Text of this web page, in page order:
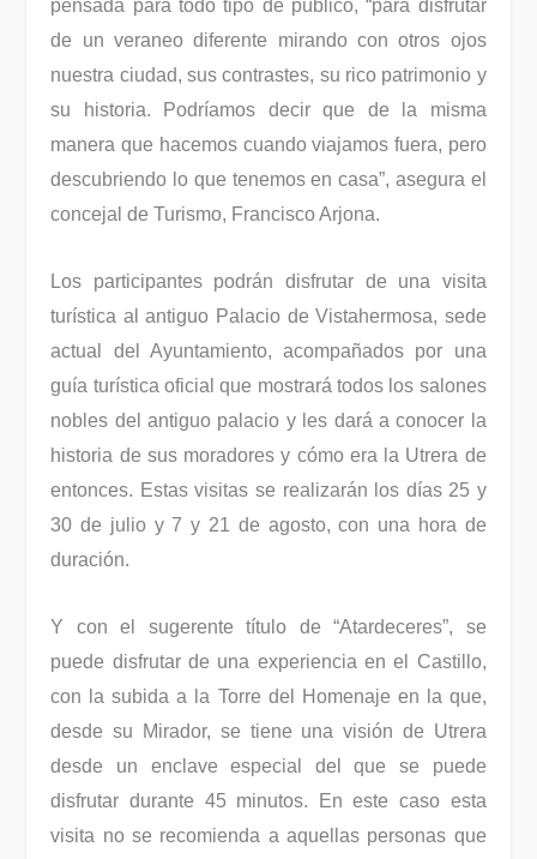
pensada para todo tipo de público, “para disfrutar
de un veraneo diferente mirando con otros ojos
nuestra ciudad, sus contrastes, su rico patrimonio y
su historia. Podríamos decir que de la misma
manera que hacemos cuando viajamos fuera, pero
descubriendo lo que tenemos en casa”, asegura el
concejal de Turismo, Francisco Arjona.
Los participantes podrán disfrutar de una visita
turística al antiguo Palacio de Vistahermosa, sede
actual del Ayuntamiento, acompañados por una
guía turística oficial que mostrará todos los salones
nobles del antiguo palacio y les dará a conocer la
historia de sus moradores y cómo era la Utrera de
entonces. Estas visitas se realizarán los días 25 y
30 de julio y 7 y 21 de agosto, con una hora de
duración.
Y con el sugerente título de “Atardeceres”, se
puede disfrutar de una experiencia en el Castillo,
con la subida a la Torre del Homenaje en la que,
desde su Mirador, se tiene una visión de Utrera
desde un enclave especial del que se puede
disfrutar durante 45 minutos. En este caso esta
visita no se recomienda a aquellas personas que